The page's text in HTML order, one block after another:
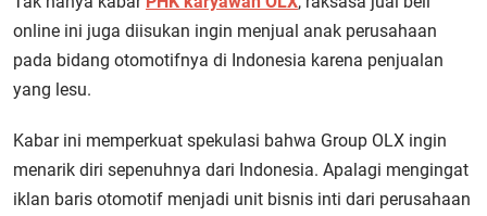
online ini juga diisukan ingin menjual anak perusahaan
pada bidang otomotifnya di Indonesia karena penjualan
yang lesu.
Kabar ini memperkuat spekulasi bahwa Group OLX ingin
menarik diri sepenuhnya dari Indonesia. Apalagi mengingat
iklan baris otomotif menjadi unit bisnis inti dari perusahaan